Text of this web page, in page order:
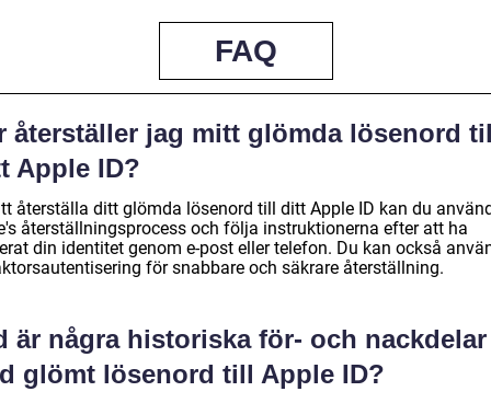
FAQ
återställer jag mitt glömda lösenord
Apple ID?
återställa ditt glömda lösenord till ditt Apple ID kan du
återställningsprocess och följa instruktionerna efter att ha
din identitet genom e-post eller telefon. Du kan också
för snabbare och säkrare återställning.
är några historiska för- och nackdelar
glömt lösenord till Apple ID?